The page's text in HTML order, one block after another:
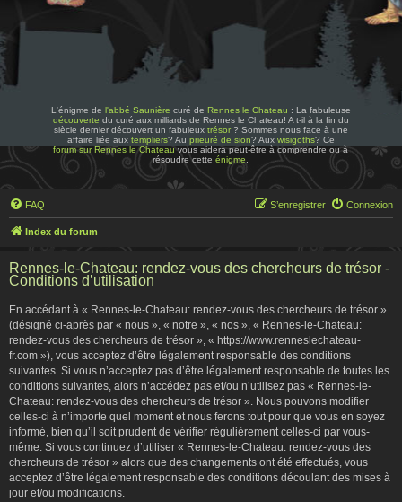
L'énigme de l'abbé Saunière curé de Rennes le Chateau : La fabuleuse
découverte du curé aux milliards de Rennes le Chateau! A t-il à la fin du
siècle dernier découvert un fabuleux trésor? Sommes nous face à une
affaire liée aux templiers? Au prieuré de sion? Aux wisigoths? Ce
forum sur Rennes le Chateauvous aidera peut-être à comprendre ou à
résoudre cetteénigme
FAQ Connexion
S’enregistrer
Index du forum
Rennes-le-Chateau: rendez-vous des chercheurs de trésor -
Conditions d’utilisation
En accédant à « Rennes-le-Chateau: rendez-vous des chercheurs de trésor »
(désigné ci-après par « nous », « notre », « nos », « Rennes-le-Chateau:
rendez-vous des chercheurs de trésor », « https://www.renneslechateau-
fr.com »), vous acceptez d’être légalement responsable des conditions
suivantes. Si vous n’acceptez pas d’être légalement responsable de toutes les
conditions suivantes, alors n’accédez pas et/ou n’utilisez pas « Rennes-le-
Chateau: rendez-vous des chercheurs de trésor ». Nous pouvons modifier
celles-ci à n’importe quel moment et nous ferons tout pour que vous en soyez
informé, bien qu’il soit prudent de vérifier régulièrement celles-ci par vous-
même. Si vous continuez d’utiliser « Rennes-le-Chateau: rendez-vous des
chercheurs de trésor » alors que des changements ont été effectués, vous
acceptez d’être légalement responsable des conditions découlant des mises à
jour et/ou modifications.